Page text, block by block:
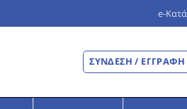
e-
ΣΎΝΔΕΣΗ / ΕΓΓΡΑΦΉ